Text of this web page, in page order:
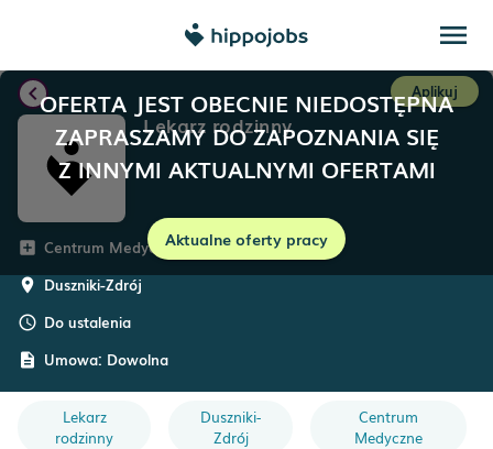
menu
OFERTA JEST OBECNIE NIEDOSTĘPNA
ZAPRASZAMY DO ZAPOZNANIA SIĘ
Z INNYMI AKTUALNYMI OFERTAMI
Aktualne oferty pracy
chevron_left Aplikuj
Lekarz rodzinny
add_box Centrum Medyczne Salus
room Duszniki-Zdrój
schedule Do ustalenia
description Umowa: Dowolna
Lekarz
rodzinny
Duszniki-
Zdrój
Centrum
Medyczne